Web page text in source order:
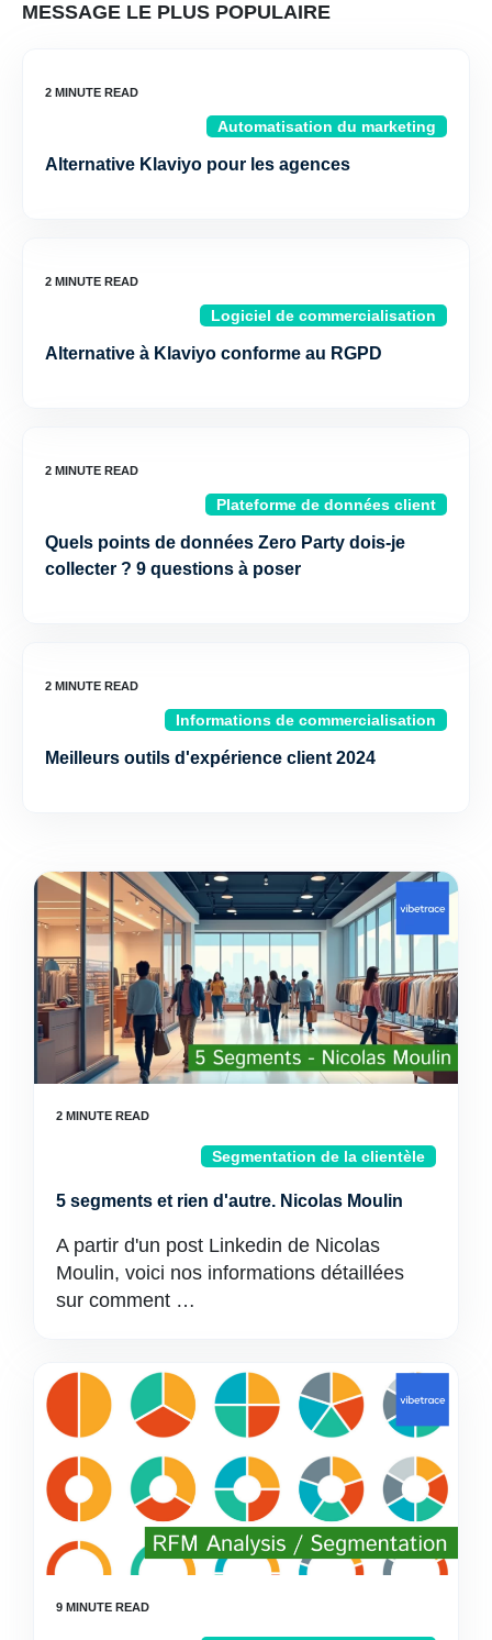
MESSAGE LE PLUS POPULAIRE
Automatisation du marketing
Alternative Klaviyo pour les agences
Logiciel de commercialisation
Alternative à Klaviyo conforme au RGPD
Plateforme de données client
Quels points de données Zero Party dois-je
collecter ? 9 questions à poser
Informations de commercialisation
Meilleurs outils d'expérience client 2024
Segmentation de la clientèle
5 segments et rien d'autre. Nicolas Moulin
A partir d'un post Linkedin de Nicolas
Moulin, voici nos informations détaillées
sur comment …